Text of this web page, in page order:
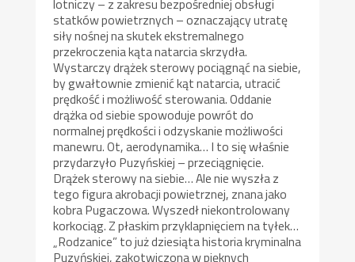
statków powietrznych – oznaczający utratę
siły nośnej na skutek ekstremalnego
przekroczenia kąta natarcia skrzydła.
Wystarczy drążek sterowy pociągnąć na siebie,
by gwałtownie zmienić kąt natarcia, utracić
prędkość i możliwość sterowania. Oddanie
drążka od siebie spowoduje powrót do
normalnej prędkości i odzyskanie możliwości
manewru. Ot, aerodynamika… I to się właśnie
przydarzyło Puzyńskiej – przeciągnięcie.
Drążek sterowy na siebie… Ale nie wyszła z
tego figura akrobacji powietrznej, znana jako
kobra Pugaczowa. Wyszedł niekontrolowany
korkociąg. Z płaskim przyklapnięciem na tyłek…
„Rodzanice” to już dziesiąta historia kryminalna
Puzyńskiej, zakotwiczona w pięknych